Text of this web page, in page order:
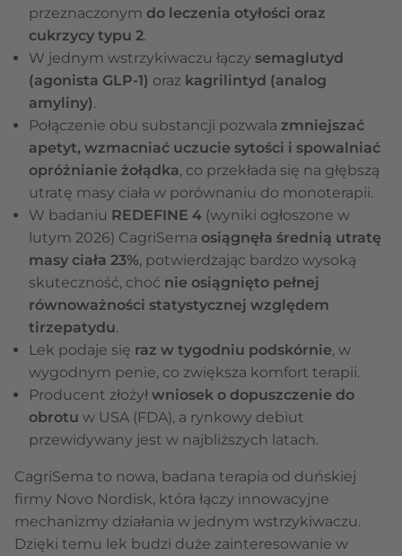
przeznaczonym do leczenia otyłości oraz
cukrzycy typu 2.
W jednym wstrzykiwaczu łączy semaglutyd
(agonista GLP-1) oraz kagrilintyd (analog
amyliny).
Połączenie obu substancji pozwala zmniejszać
apetyt, wzmacniać uczucie sytości i spowalniać
opróżnianie żołądka, co przekłada się na głębszą
utratę masy ciała w porównaniu do monoterapii.
W badaniu REDEFINE 4 (wyniki ogłoszone w
lutym 2026) CagriSema osiągnęła średnią utratę
masy ciała 23%, potwierdzając bardzo wysoką
skuteczność, choć nie osiągnięto pełnej
równoważności statystycznej względem
tirzepatydu.
Lek podaje się raz w tygodniu podskórnie, w
wygodnym penie, co zwiększa komfort terapii.
Producent złożył wniosek o dopuszczenie do
obrotu w USA (FDA), a rynkowy debiut
przewidywany jest w najbliższych latach.
CagriSema to nowa, badana terapia od duńskiej
firmy Novo Nordisk, która łączy innowacyjne
mechanizmy działania w jednym wstrzykiwaczu.
Dzięki temu lek budzi duże zainteresowanie w